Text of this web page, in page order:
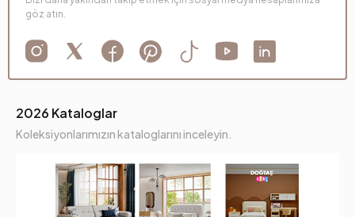
2026 Kataloglar
Koleksiyonlarımızın kataloglarını inceleyin.
göz atın.